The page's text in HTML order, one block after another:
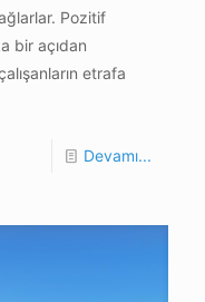
Pozitif
bir açıdan
etrafa
Devamı...